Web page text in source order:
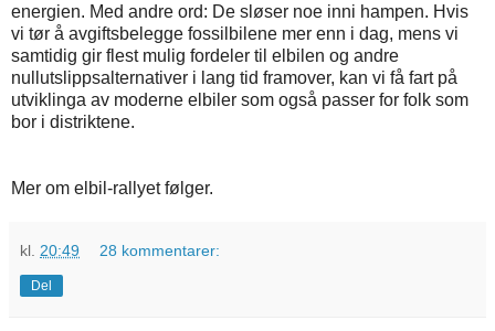
energien. Med andre ord: De sløser noe inni hampen. Hvis
vi tør å avgiftsbelegge fossilbilene mer enn i dag, mens vi
samtidig gir flest mulig fordeler til elbilen og andre
nullutslippsalternativer i lang tid framover, kan vi få fart på
utviklinga av moderne elbiler som også passer for folk som
bor i distriktene.
Mer om elbil-rallyet følger.
kl. 20:49 28 kommentarer:
Del